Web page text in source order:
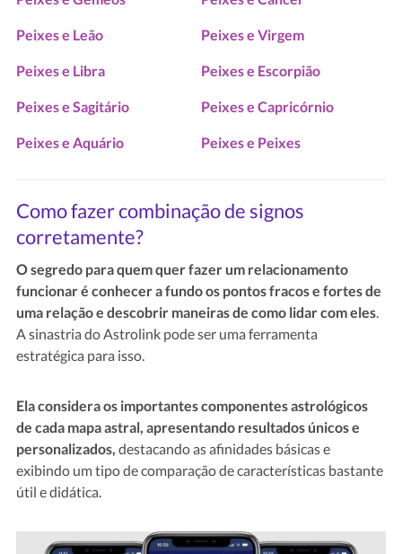
Peixes e Leão Peixes e Virgem
Peixes e Libra Peixes e Escorpião
Peixes e Sagitário Peixes e Capricórnio
Peixes e Aquário Peixes e Peixes
Como fazer combinação de signos
corretamente?
O segredo para quem quer fazer um relacionamento
funcionar é conhecer a fundo os pontos fracos e fortes de
uma relação e descobrir maneiras de como lidar com eles
A sinastria do Astrolink pode ser uma ferramenta
estratégica para isso.
Ela considera os importantes componentes astrológicos
de cada mapa astral, apresentando resultados únicos e
personalizados, destacando as afinidades básicas e
exibindo um tipo de comparação de características bastante
útil e didática.